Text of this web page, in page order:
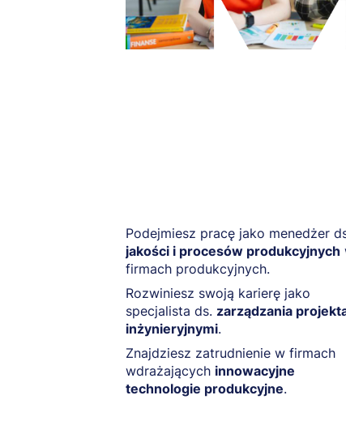
Podejmiesz pracę jako menedżer
jakości i procesów produkcyjnych
firmach produkcyjnych.
Rozwiniesz swoją karierę jako
specjalista ds. zarządzania
inżynieryjnymi.
Znajdziesz zatrudnienie w firmach
wdrażających innowacyjne
technologie produkcyjne.